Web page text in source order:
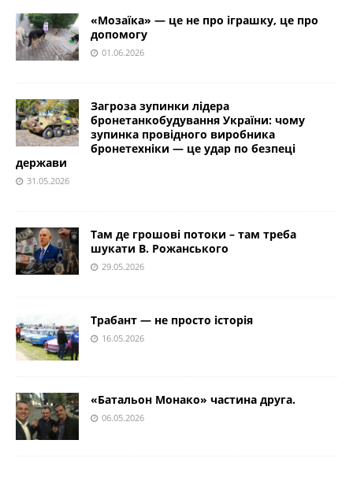
«Мозаїка» — це не про іграшку, це про
допомогу
01.06.2026
Загроза зупинки лідера
бронетанкобудування України: чому
зупинка провідного виробника
бронетехніки — це удар по безпеці
держави
31.05.2026
Там де грошові потоки – там треба
шукати В. Рожанського
29.05.2026
Трабант — не просто історія
16.05.2026
«Батальон Монако» частина друга.
06.05.2026